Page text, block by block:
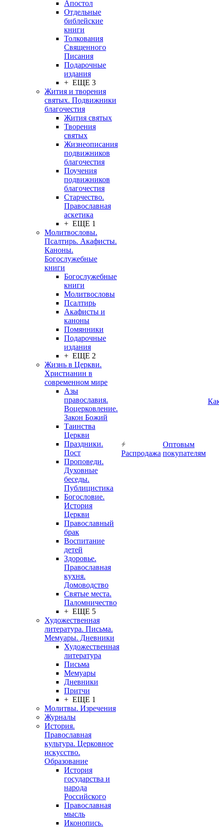
Апостол
Отдельные
библейские
книги
Толкования
Священного
Писания
Подарочные
издания
+ ЕЩЕ 3
Жития и творения
святых. Подвижники
благочестия
Жития святых
Творения
святых
Жизнеописания
подвижников
благочестия
Поучения
подвижников
благочестия
Старчество.
Православная
аскетика
+ ЕЩЕ 1
Молитвословы.
Псалтирь. Акафисты.
Каноны.
Богослужебные
книги
Богослужебные
книги
Молитвословы
Псалтирь
Акафисты и
каноны
Помянники
Подарочные
издания
+ ЕЩЕ 2
Жизнь в Церкви.
Христианин в
современном мире
Азы
православия.
Воцерковление.
Закон Божий
Таинства
Церкви
Праздники.
Пост
Проповеди.
Духовные
беседы.
Публицистика
Богословие.
История
Церкви
Православный
брак
Воспитание
детей
Здоровье.
Православная
кухня.
Домоводство
Святые места.
Паломничество
+ ЕЩЕ 5
Художественная
литература. Письма.
Мемуары. Дневники
Художественная
литература
Письма
Мемуары
Дневники
Притчи
+ ЕЩЕ 1
Молитвы. Изречения
Журналы
История.
Православная
культура. Церковное
искусство.
Образование
История
государства и
народа
Российского
Православная
мысль
Иконопись.
Распродажа
Оптовым
покупателям